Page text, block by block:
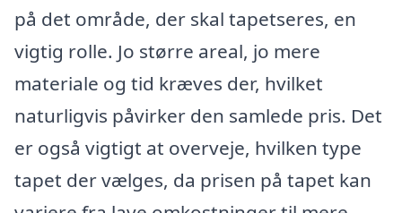
på det område, der skal tapetseres, en
vigtig rolle. Jo større areal, jo mere
materiale og tid kræves der, hvilket
naturligvis påvirker den samlede pris. Det
er også vigtigt at overveje, hvilken type
tapet der vælges, da prisen på tapet kan